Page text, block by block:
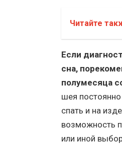
Читайте
Если
сна,
полумесяца
шея
спать и на
возможность
или иной